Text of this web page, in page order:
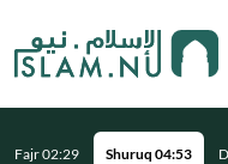
Fajr 02:29 Shuruq 04:53